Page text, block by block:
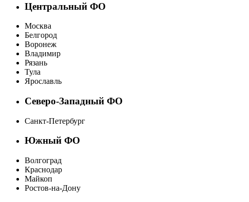
Центральный ФО
Москва
Белгород
Воронеж
Владимир
Рязань
Тула
Ярославль
Северо-Западный ФО
Санкт-Петербург
Южный ФО
Волгоград
Краснодар
Майкоп
Ростов-на-Дону